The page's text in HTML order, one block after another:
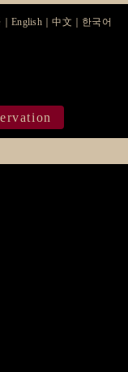
｜English ｜中文 한국어